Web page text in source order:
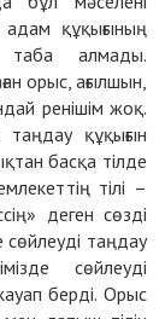
адам құқығының
таба алмады.
орыс, ағылшын,
ренішім жоқ.
таңдау құқығын
басқа тілде
тілі –
деген сөзді
сөйлеуді таңдау
сөйлеуді
берді. Орыс